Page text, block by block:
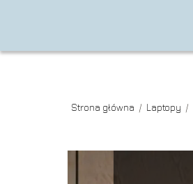
Strona główna / Laptopy /